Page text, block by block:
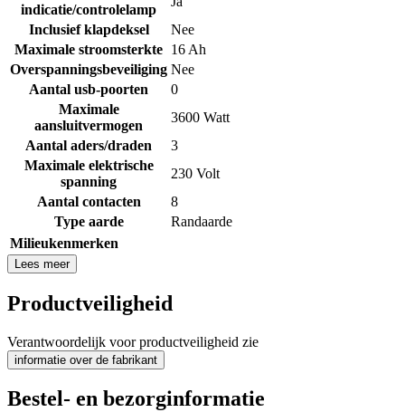
indicatie/controlelamp
Inclusief klapdeksel
Nee
Maximale stroomsterkte 16 Ah
Overspanningsbeveiliging Nee
Aantal usb-poorten
0
Maximale
aansluitvermogen
3600 Watt
Aantal aders/draden
3
Maximale elektrische
spanning
230 Volt
Aantal contacten
8
Type aarde
Randaarde
Milieukenmerken
Lees meer
Productveiligheid
Verantwoordelijk voor productveiligheid zie
informatie over de fabrikant
Bestel- en bezorginformatie